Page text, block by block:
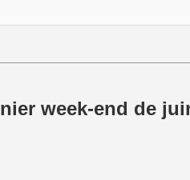
week-end de